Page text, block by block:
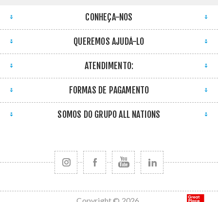
CONHEÇA-NOS
QUEREMOS AJUDÁ-LO
ATENDIMENTO:
FORMAS DE PAGAMENTO
SOMOS DO GRUPO ALL NATIONS